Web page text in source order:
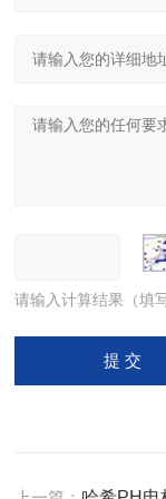
请输入计算结果（填